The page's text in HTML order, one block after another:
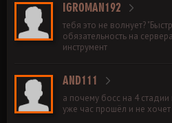
IGROMAN192
тебя это не волнует?
обязательность на
инструмент
AND111
а почему босс на 4
уже час прошёл и не хочет